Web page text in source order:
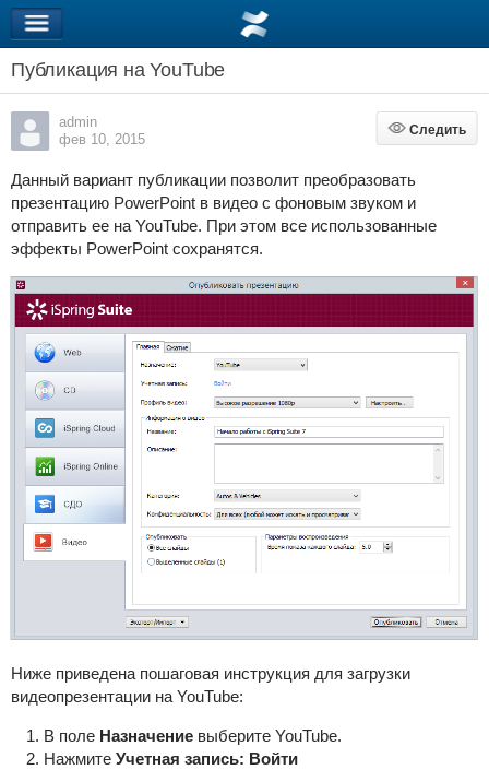
Публикация на YouTube
admin
фев 10, 2015
Следить
Следить
Данный вариант публикации позволит преобразовать
презентацию PowerPoint в видео с фоновым звуком и
отправить ее на YouTube. При этом все использованные
эффекты PowerPoint сохранятся.
Ниже приведена пошаговая инструкция для загрузки
видеопрезентации на YouTube:
В поле Назначениевыберите YouTube.
Нажмите Учетная запись: Войти